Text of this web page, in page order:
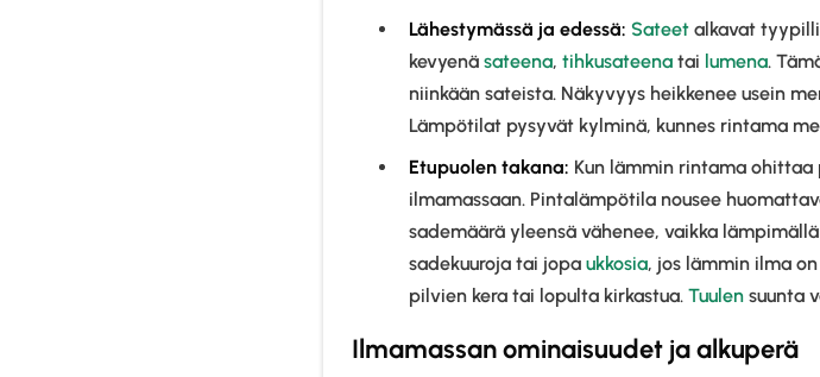
Lähestymässä ja edessä: Sateet alkavat
kevyenä sateena, tihkusateena tai lumena.
niinkään sateista. Näkyvyys heikkenee usein
Lämpötilat pysyvät kylminä, kunnes rintama
Etupuolen takana: Kun lämmin rintama
ilmamassaan. Pintalämpötila nousee
sademäärä yleensä vähenee, vaikka
sadekuuroja tai jopa ukkosia, jos lämmin ilma
pilvien kera tai lopulta kirkastua. Tuulen suunta
Ilmamassan ominaisuudet ja alkuperä